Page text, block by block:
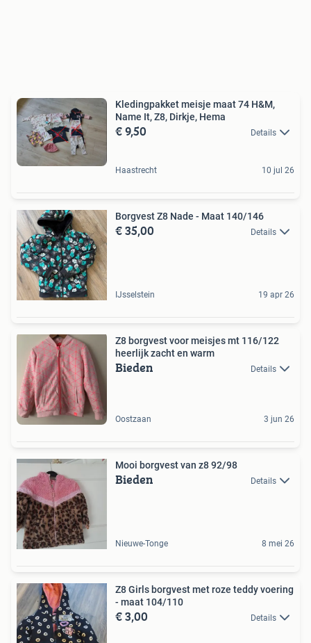
Kledingpakket meisje maat 74 H&M,
Name It, Z8, Dirkje, Hema
€ 9,50 Details
Haastrecht 10 jul 26
Borgvest Z8 Nade - Maat 140/146
€ 35,00 Details
IJsselstein 19 apr 26
Z8 borgvest voor meisjes mt 116/122
heerlijk zacht en warm
Bieden Details
Oostzaan 3 jun 26
Mooi borgvest van z8 92/98
Bieden Details
Nieuwe-Tonge 8 mei 26
Z8 Girls borgvest met roze teddy voering
- maat 104/110
€ 3,00 Details